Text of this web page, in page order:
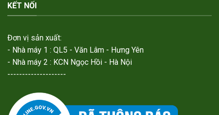
KẾT NỐI
Đơn vị sản xuất:
- Nhà máy 1 : QL5 - Văn Lâm - Hưng Yên
- Nhà máy 2 : KCN Ngọc Hồi - Hà Nội
--------------------